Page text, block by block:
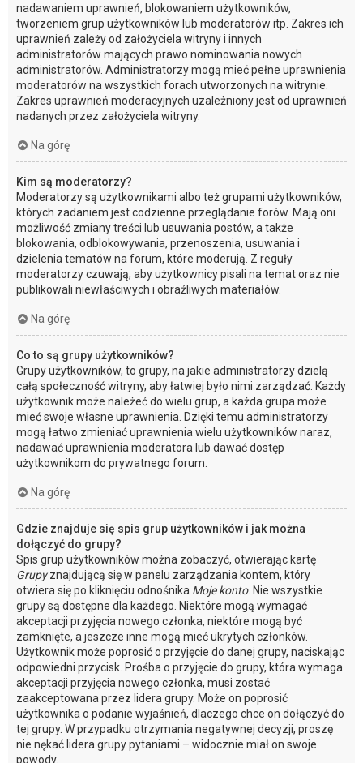
nadawaniem uprawnień, blokowaniem użytkowników,
tworzeniem grup użytkowników lub moderatorów itp. Zakres ich
uprawnień zależy od założyciela witryny i innych
administratorów mających prawo nominowania nowych
administratorów. Administratorzy mogą mieć pełne uprawnienia
moderatorów na wszystkich forach utworzonych na witrynie.
Zakres uprawnień moderacyjnych uzależniony jest od uprawnień
nadanych przez założyciela witryny.
Na górę
Kim są moderatorzy?
Moderatorzy są użytkownikami albo też grupami użytkowników,
których zadaniem jest codzienne przeglądanie forów. Mają oni
możliwość zmiany treści lub usuwania postów, a także
blokowania, odblokowywania, przenoszenia, usuwania i
dzielenia tematów na forum, które moderują. Z reguły
moderatorzy czuwają, aby użytkownicy pisali na temat oraz nie
publikowali niewłaściwych i obraźliwych materiałów.
Na górę
Co to są grupy użytkowników?
Grupy użytkowników, to grupy, na jakie administratorzy dzielą
całą społeczność witryny, aby łatwiej było nimi zarządzać. Każdy
użytkownik może należeć do wielu grup, a każda grupa może
mieć swoje własne uprawnienia. Dzięki temu administratorzy
mogą łatwo zmieniać uprawnienia wielu użytkowników naraz,
nadawać uprawnienia moderatora lub dawać dostęp
użytkownikom do prywatnego forum.
Na górę
Gdzie znajduje się spis grup użytkowników i jak można
dołączyć do grupy?
Spis grup użytkowników można zobaczyć, otwierając kartę
Grupyznajdującą się w panelu zarządzania kontem, który
otwiera się po kliknięciu odnośnika Moje konto. Nie wszystkie
grupy są dostępne dla każdego. Niektóre mogą wymagać
akceptacji przyjęcia nowego członka, niektóre mogą być
zamknięte, a jeszcze inne mogą mieć ukrytych członków.
Użytkownik może poprosić o przyjęcie do danej grupy, naciskając
odpowiedni przycisk. Prośba o przyjęcie do grupy, która wymaga
akceptacji przyjęcia nowego członka, musi zostać
zaakceptowana przez lidera grupy. Może on poprosić
użytkownika o podanie wyjaśnień, dlaczego chce on dołączyć do
tej grupy. W przypadku otrzymania negatywnej decyzji, proszę
nie nękać lidera grupy pytaniami – widocznie miał on swoje
powody.